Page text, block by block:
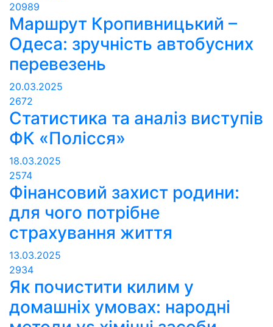
20989
Маршрут Кропивницький –
Одеса: зручність автобусних
перевезень
20.03.2025
2672
Статистика та аналіз виступів
ФК «Полісся»
18.03.2025
2574
Фінансовий захист родини:
для чого потрібне
страхування життя
13.03.2025
2934
Як почистити килим у
домашніх умовах: народні